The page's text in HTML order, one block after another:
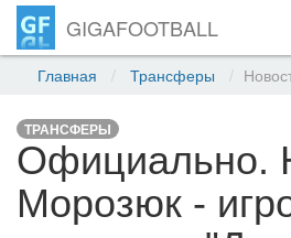
GIGAFOOTBALL
Главная Трансферы
ТРАНСФЕРЫ
Официально.
Морозюк -